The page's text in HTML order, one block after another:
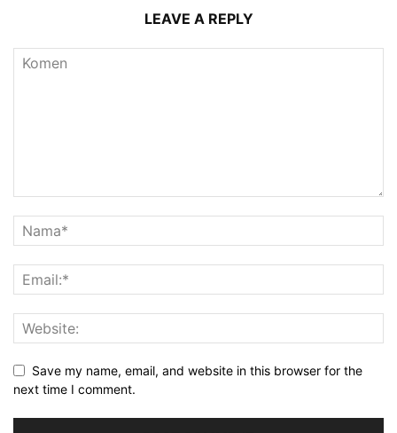
LEAVE A REPLY
Save my name, email, and website in this browser for the
next time I comment.